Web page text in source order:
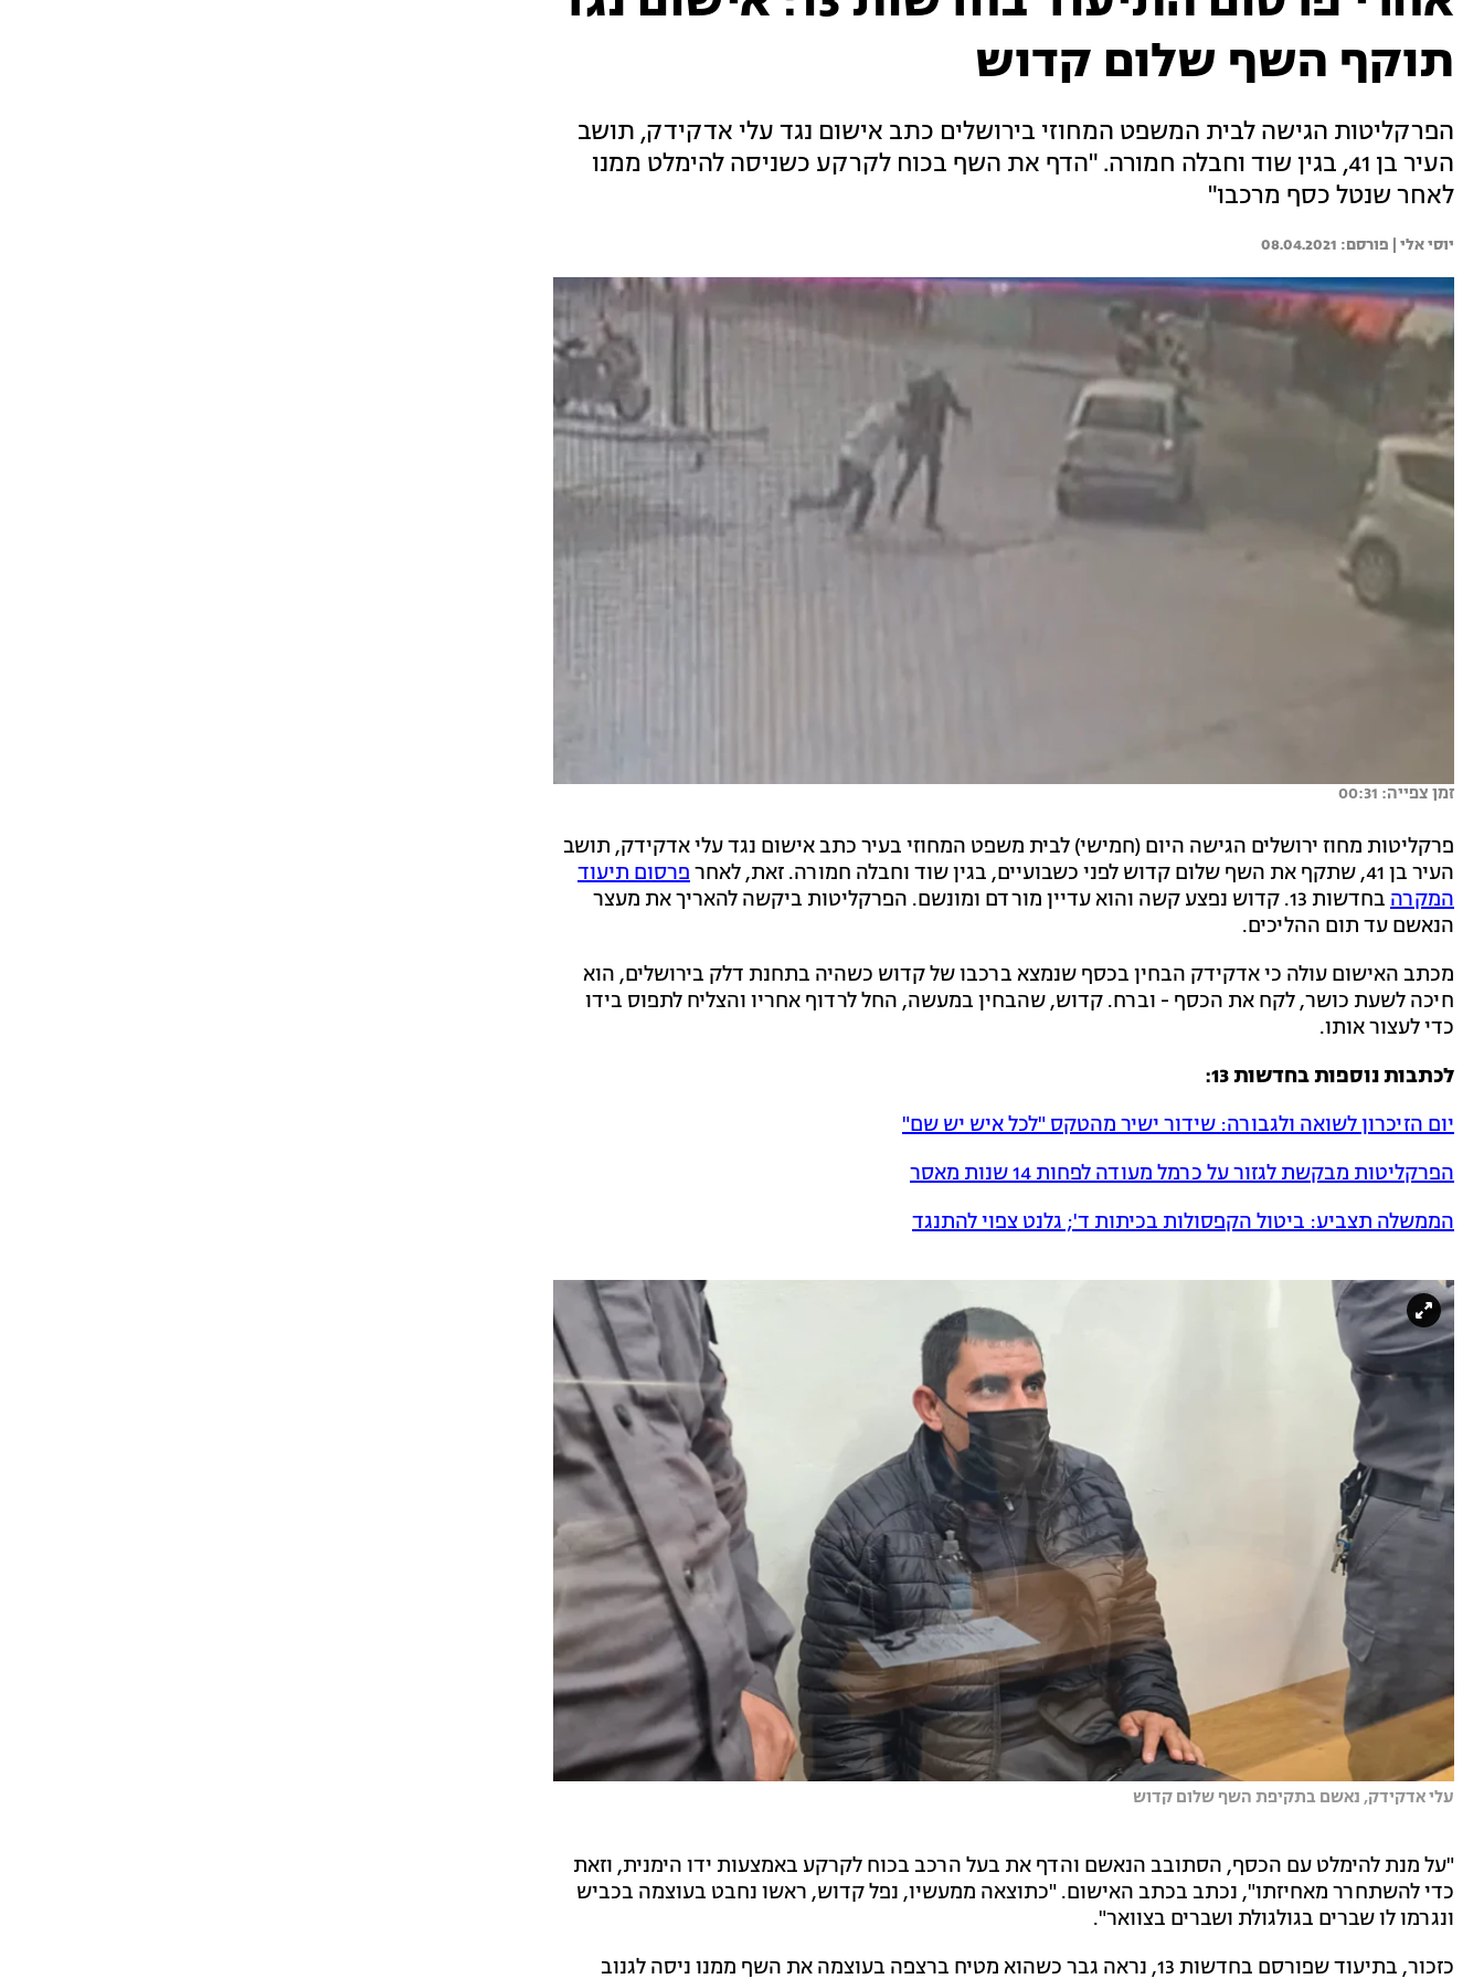
תוקף השף שלום קדוש
הפרקליטות הגישה לבית המשפט המחוזי בירושלים כתב אישום נגד עלי אדקידק, תושב
העיר בן 41, בגין שוד וחבלה חמורה. "הדף את השף בכוח לקרקע כשניסה להימלט ממנו
לאחר שנטל כסף מרכבו"
יוסי אלי | 08.04.2021
זמן צפייה: 00:31
פרקליטות מחוז ירושלים הגישה היום (חמישי) לבית משפט המחוזי בעיר כתב אישום נגד עלי אדקידק, תושב
העיר בן 41, שתקף את השף שלום קדוש לפני כשבועיים, בגין שוד וחבלה חמורה. זאת, לאחר
פרסום תיעוד
המקרה
בחדשות 13. קדוש נפצע קשה והוא עדיין מורדם ומונשם. הפרקליטות ביקשה להאריך את מעצר
הנאשם עד תום ההליכים.
מכתב האישום עולה כי אדקידק הבחין בכסף שנמצא ברכבו של קדוש כשהיה בתחנת דלק בירושלים, הוא
חיכה לשעת כושר, לקח את הכסף - וברח. קדוש, שהבחין במעשה, החל לרדוף אחריו והצליח לתפוס בידו
כדי לעצור אותו.
לכתבות נוספות בחדשות 13:
יום הזיכרון לשואה ולגבורה: שידור ישיר מהטקס "לכל איש יש שם"
הפרקליטות מבקשת לגזור על כרמל מעודה לפחות 14 שנות מאסר
הממשלה תצביע: ביטול הקפסולות בכיתות ד'; גלנט צפוי להתנגד
עלי אדקידק, נאשם בתקיפת השף שלום קדוש
"על מנת להימלט עם הכסף, הסתובב הנאשם והדף את בעל הרכב בכוח לקרקע באמצעות ידו הימנית, וזאת
כדי להשתחרר מאחיזתו", נכתב בכתב האישום. "כתוצאה ממעשיו, נפל קדוש, ראשו נחבט בעוצמה בכביש
ונגרמו לו שברים בגולגולת ושברים בצוואר".
כזכור, בתיעוד שפורסם בחדשות 13, נראה גבר כשהוא מטיח ברצפה בעוצמה את השף ממנו ניסה לגנוב